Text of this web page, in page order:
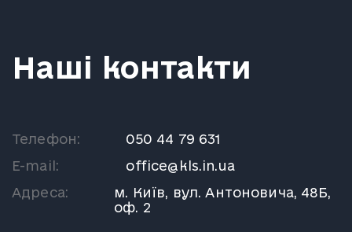
Наші контакти
Телефон:
050 44 79 631
E-mail:
office@kls.in.ua
Адреса:
м. Київ, вул. Антоновича, 48Б,
оф. 2